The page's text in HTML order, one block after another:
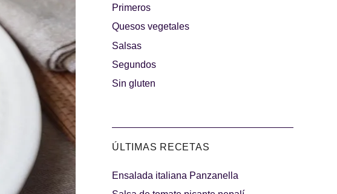
Las Hamburguesas
más Top
Los más dulces
Los imprescindibles Días de fiesta
Primeros
Quesos vegetales
Salsas
Segundos
Sin gluten
ÚLTIMAS RECETAS
Ensalada italiana Panzanella